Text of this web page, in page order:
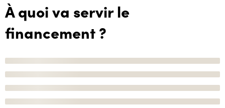
À quoi va servir le
financement ?